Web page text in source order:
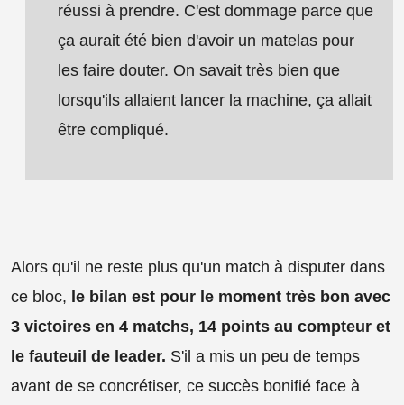
réussi à prendre. C'est dommage parce que
ça aurait été bien d'avoir un matelas pour
les faire douter. On savait très bien que
lorsqu'ils allaient lancer la machine, ça allait
être compliqué.
Alors qu'il ne reste plus qu'un match à disputer dans
ce bloc, le bilan est pour le moment très bon avec
3 victoires en 4 matchs, 14 points au compteur et
le fauteuil de leader. S'il a mis un peu de temps
avant de se concrétiser, ce succès bonifié face à